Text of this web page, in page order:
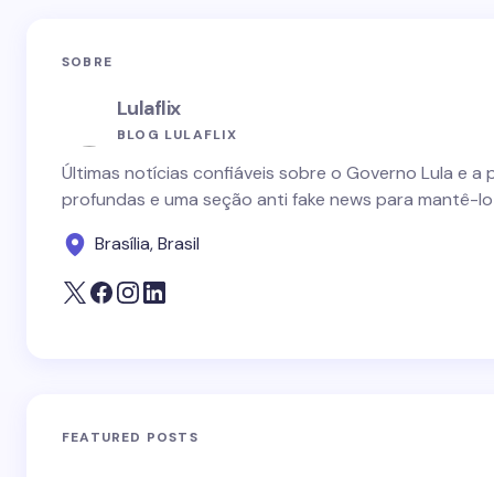
SOBRE
Lulaflix
BLOG LULAFLIX
Últimas notícias confiáveis sobre o Governo Lula e
profundas e uma seção anti fake news para mantê-
Brasília, Brasil
FEATURED POSTS